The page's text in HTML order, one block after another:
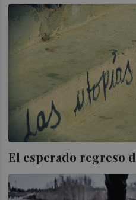
El esperado regreso